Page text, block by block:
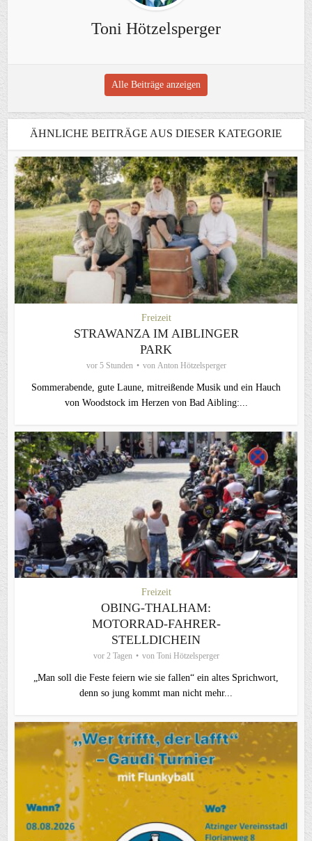
Toni Hötzelsperger
Alle Beiträge anzeigen
ÄHNLICHE BEITRÄGE AUS DIESER KATEGORIE
Freizeit
STRAWANZA IM AIBLINGER
PARK
vor 5 Stunden von Anton Hötzelsperger
Sommerabende, gute Laune, mitreißende Musik und ein Hauch
von Woodstock im Herzen von Bad Aibling:...
Freizeit
OBING-THALHAM:
MOTORRAD-FAHRER-
STELLDICHEIN
vor 2 Tagen von Toni Hötzelsperger
„Man soll die Feste feiern wie sie fallen“ ein altes Sprichwort,
denn so jung kommt man nicht mehr...